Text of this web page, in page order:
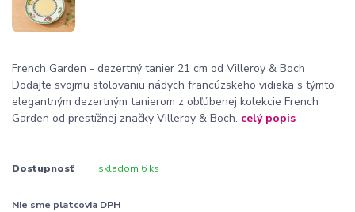
French Garden - dezertný tanier 21 cm od Villeroy & Boch
Dodajte svojmu stolovaniu nádych francúzskeho vidieka s týmto
elegantným dezertným tanierom z obľúbenej kolekcie French
Garden od prestížnej značky Villeroy & Boch. celý popis
Dostupnosť skladom 6 ks
Nie sme platcovia DPH